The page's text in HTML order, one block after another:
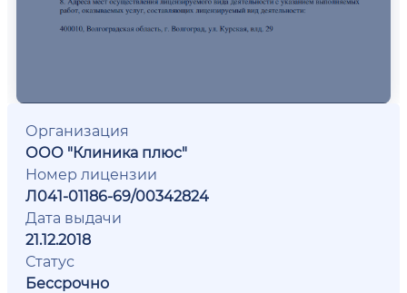
Организация
ООО "Клиника плюс"
Номер лицензии
Л041-01186-69/00342824
Дата выдачи
21.12.2018
Статус
Бессрочно